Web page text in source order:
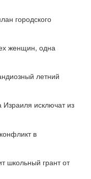
городского
женщин, одна
летний
Израиля исключат из
в
школьный грант от